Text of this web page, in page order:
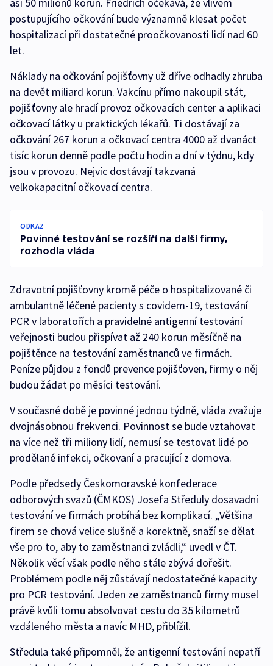
asi 50 milionů korun. Friedrich očekává, že vlivem
postupujícího očkování bude významně klesat počet
hospitalizací při dostatečné proočkovanosti lidí nad 60
let.
Náklady na očkování pojišťovny už dříve odhadly zhruba
na devět miliard korun. Vakcínu přímo nakoupil stát,
pojišťovny ale hradí provoz očkovacích center a aplikaci
očkovací látky u praktických lékařů. Ti dostávají za
očkování 267 korun a očkovací centra 4000 až dvanáct
tisíc korun denně podle počtu hodin a dní v týdnu, kdy
jsou v provozu. Nejvíc dostávají takzvaná
velkokapacitní očkovací centra.
ODKAZ
Povinné testování se rozšíří na další firmy,
rozhodla vláda
Zdravotní pojišťovny kromě péče o hospitalizované či
ambulantně léčené pacienty s covidem-19, testování
PCR v laboratořích a pravidelné antigenní testování
veřejnosti budou přispívat až 240 korun měsíčně na
pojištěnce na testování zaměstnanců ve firmách.
Peníze půjdou z fondů prevence pojišťoven, firmy o něj
budou žádat po měsíci testování.
V současné době je povinné jednou týdně, vláda zvažuje
dvojnásobnou frekvenci. Povinnost se bude vztahovat
na více než tři miliony lidí, nemusí se testovat lidé po
prodělané infekci, očkovaní a pracující z domova.
Podle předsedy Českomoravské konfederace
odborových svazů (ČMKOS) Josefa Středuly dosavadní
testování ve firmách probíhá bez komplikací. „Většina
firem se chová velice slušně a korektně, snaží se dělat
vše pro to, aby to zaměstnanci zvládli,“ uvedl v ČT.
Několik věcí však podle něho stále zbývá dořešit.
Problémem podle něj zůstávají nedostatečné kapacity
pro PCR testování. Jeden ze zaměstnanců firmy musel
právě kvůli tomu absolvovat cestu do 35 kilometrů
vzdáleného města a navíc MHD, přiblížil.
Středula také připomněl, že antigenní testování nepatří